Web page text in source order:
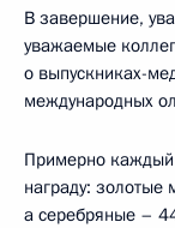
В завершение,
уважаемые
о выпускниках-
международных
Примерно каждый
награду: золотые
а серебряные –